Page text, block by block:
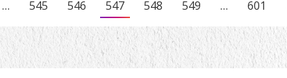
… 545 546 547 548 549 … 601